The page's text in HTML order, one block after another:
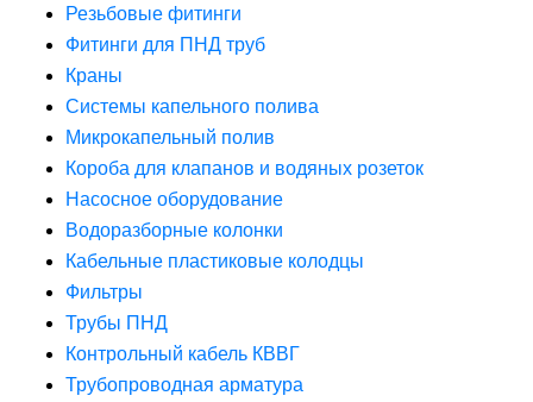
Резьбовые фитинги
Фитинги для ПНД труб
Краны
Системы капельного полива
Микрокапельный полив
Короба для клапанов и водяных розеток
Насосное оборудование
Водоразборные колонки
Кабельные пластиковые колодцы
Фильтры
Трубы ПНД
Контрольный кабель КВВГ
Трубопроводная арматура